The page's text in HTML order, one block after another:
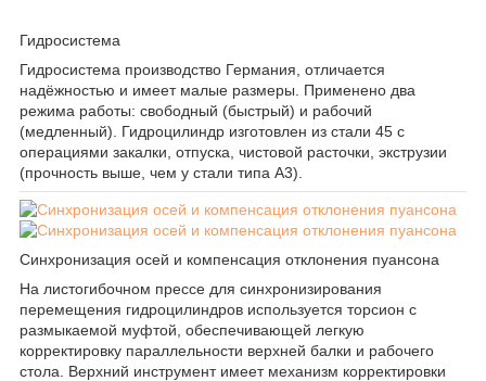
Гидросистема
Гидросистема производство Германия, отличается
надёжностью и имеет малые размеры. Применено два
режима работы: свободный (быстрый) и рабочий
(медленный). Гидроцилиндр изготовлен из стали 45 с
операциями закалки, отпуска, чистовой расточки, экструзии
(прочность выше, чем у стали типа А3).
Синхронизация осей и компенсация отклонения пуансона
На листогибочном прессе для синхронизирования
перемещения гидроцилиндров используется торсион с
размыкаемой муфтой, обеспечивающей легкую
корректировку параллельности верхней балки и рабочего
стола. Верхний инструмент имеет механизм корректировки